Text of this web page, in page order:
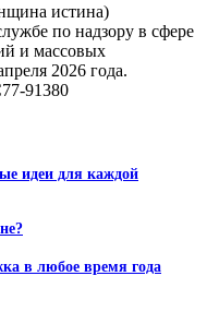
истина)
по надзору в сфере
и массовых
2026 года.
91380
идеи для каждой
в любое время года